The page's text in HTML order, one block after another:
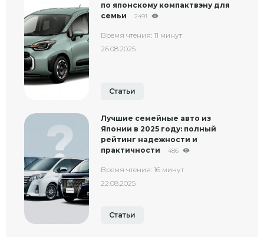
по японскому компактвэну для
семьи
2491
Время чтения: 11 минут
26.08.2025
Статьи
Лучшие семейные авто из
Японии в 2025 году: полный
рейтинг надежности и
практичности
486
Время чтения: 16 минут
22.08.2025
Статьи